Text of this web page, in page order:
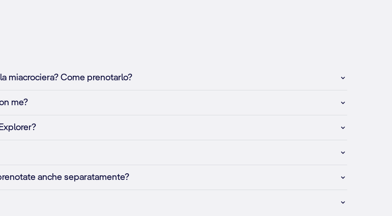
miacrociera? Come prenotarlo?
me?
anche separatamente?